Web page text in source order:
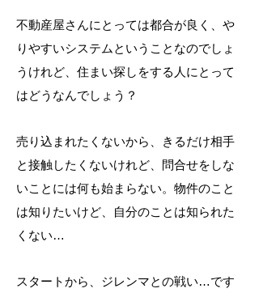
不動産屋さんにとっては都合が良く、や
りやすいシステムということなのでしょ
うけれど、住まい探しをする人にとって
はどうなんでしょう？
売り込まれたくないから、きるだけ相手
と接触したくないけれど、問合せをしな
いことには何も始まらない。物件のこと
は知りたいけど、自分のことは知られた
くない…
スタートから、ジレンマとの戦い…です